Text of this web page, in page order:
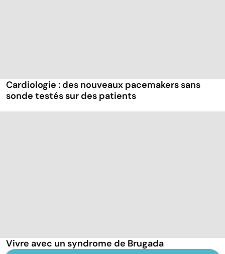
Cardiologie : des nouveaux pacemakers sans
sonde testés sur des patients
Vivre avec un syndrome de Brugada